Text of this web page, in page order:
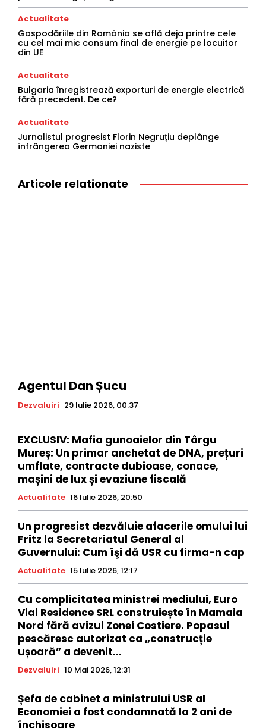
Actualitate
Gospodăriile din România se află deja printre cele
cu cel mai mic consum final de energie pe locuitor
din UE
Actualitate
Bulgaria înregistrează exporturi de energie electrică
fără precedent. De ce?
Actualitate
Jurnalistul progresist Florin Negruțiu deplânge
înfrângerea Germaniei naziste
Articole relationate
Agentul Dan Șucu
Dezvaluiri 29 Iulie 2026, 00:37
EXCLUSIV: Mafia gunoaielor din Târgu
Mureș: Un primar anchetat de DNA, prețuri
umflate, contracte dubioase, conace,
mașini de lux și evaziune fiscală
Actualitate 16 Iulie 2026, 20:50
Un progresist dezvăluie afacerile omului lui
Fritz la Secretariatul General al
Guvernului: Cum îşi dă USR cu firma-n cap
Actualitate 15 Iulie 2026, 12:17
Cu complicitatea ministrei mediului, Euro
Vial Residence SRL construiește în Mamaia
Nord fără avizul Zonei Costiere. Popasul
pescăresc autorizat ca „construcție
ușoară” a devenit...
Dezvaluiri 10 Mai 2026, 12:31
Șefa de cabinet a ministrului USR al
Economiei a fost condamnată la 2 ani de
închisoare